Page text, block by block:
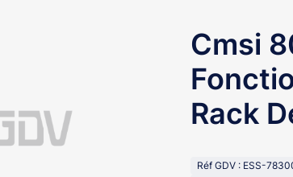
Cmsi
Rack
Réf GDV : ESS-